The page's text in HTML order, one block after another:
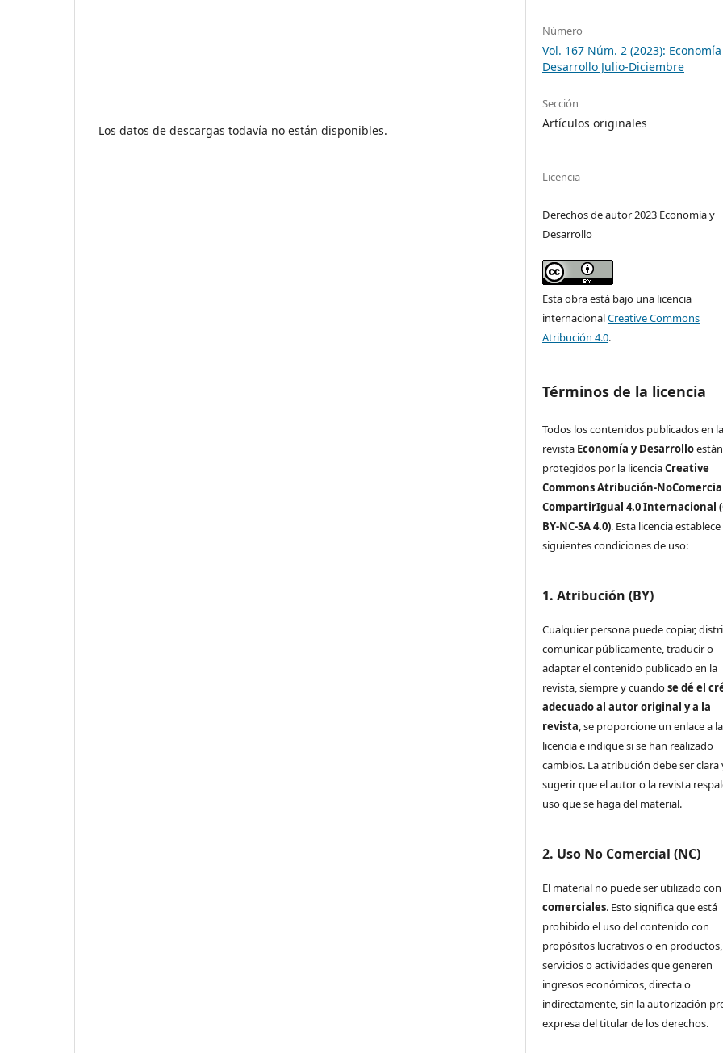
Los datos de descargas todavía no están disponibles.
Número
Vol. 167 Núm. 2 (2023):
Desarrollo Julio-Diciembre
Sección
Artículos originales
Licencia
Derechos de autor 2023 Economía y
Desarrollo
Esta obra está bajo una licencia
internacionalCreative Commons
Atribución 4.0.
Términos de la licencia
Todos los contenidos publicados en la
revista Economía y Desarrolloestán
protegidos por la licenciaCreative
Commons Atribución-
CompartirIgual 4.0 Internacional
BY-NC-SA 4.0). Esta licencia establece
siguientes condiciones de uso:
1. Atribución (BY)
Cualquier persona puede copiar,
comunicar públicamente, traducir o
adaptar el contenido publicado en la
revista, siempre y cuandose dé el
adecuado al autor original y a la
revista, se proporcione un enlace a la
licencia e indique si se han realizado
cambios. La atribución debe ser clara
sugerir que el autor o la revista
uso que se haga del material.
2. Uso No Comercial (NC)
El material no puede ser utilizado
comerciales. Esto significa que está
prohibido el uso del contenido con
propósitos lucrativos o en productos,
servicios o actividades que generen
ingresos económicos, directa o
indirectamente, sin la autorización
expresa del titular de los derechos.